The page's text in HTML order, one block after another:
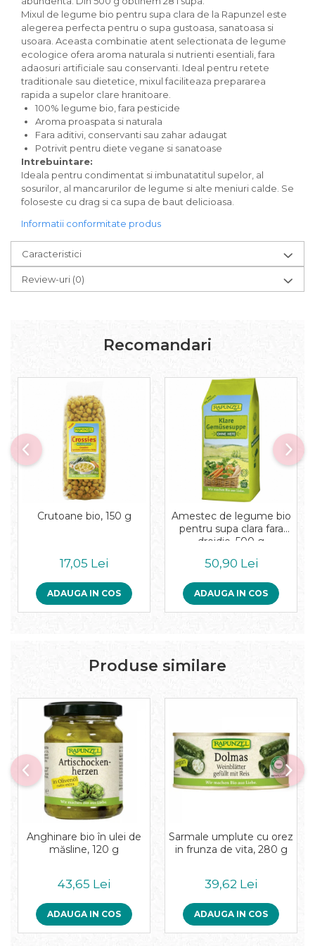
Paste bio fara gluten
Paste bio integrale
Paste bio pentru copii
Paste fainoase bio
Pateu, sosuri si conserve
Conserve de peste bio
Crenvursti si pateu din carne bio
Pateu bio si creme vegetale
Sosuri bio
Produse din tomate
Ketchup bio
Sosuri bio din tomate
Sucuri si bauturi bio
Lapte bio si bauturi vegetale
Sucuri din fructe si legume bio
Superalimente
Uleiuri, grasimi si otet
Ulei de masline bio
Uleiuri esentiale alimentare bio
Uleiuri Oxyguard
Mixul de legume bio pentru supa clara de la Rapunzel este
alegerea perfecta pentru o supa gustoasa, sanatoasa si
usoara. Aceasta combinatie atent selectionata de legume
ecologice ofera aroma naturala si nutrienti esentiali, fara
adaosuri artificiale sau conservanti. Ideal pentru retete
traditionale sau dietetice, mixul faciliteaza prepararea
rapida a supelor clare hranitoare.
100% legume bio, fara pesticide
Aroma proaspata si naturala
Fara aditivi, conservanti sau zahar adaugat
Potrivit pentru diete vegane si sanatoase
Intrebuintare:
Ideala pentru condimentat si imbunatatitul supelor, al
sosurilor, al mancarurilor de legume si alte meniuri calde. Se
foloseste cu drag si ca supa de baut delicioasa.
Informatii conformitate produs
Caracteristici
Review-uri (0)
Recomandari
Crutoane bio, 150 g
17,05 Lei
ADAUGA IN COS
Amestec de legume bio
pentru supa clara fara
drojdie, 500 g
50,90 Lei
ADAUGA IN COS
Produse similare
Anghinare bio în ulei de
măsline, 120 g
43,65 Lei
ADAUGA IN COS
Sarmale umplute cu orez
in frunza de vita, 280 g
39,62 Lei
ADAUGA IN COS